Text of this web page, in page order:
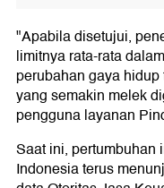
"Apabila disetujui,
limitnya rata-rata
perubahan gaya
yang semakin melek
pengguna layanan
Saat ini, pertumbuhan
Indonesia terus